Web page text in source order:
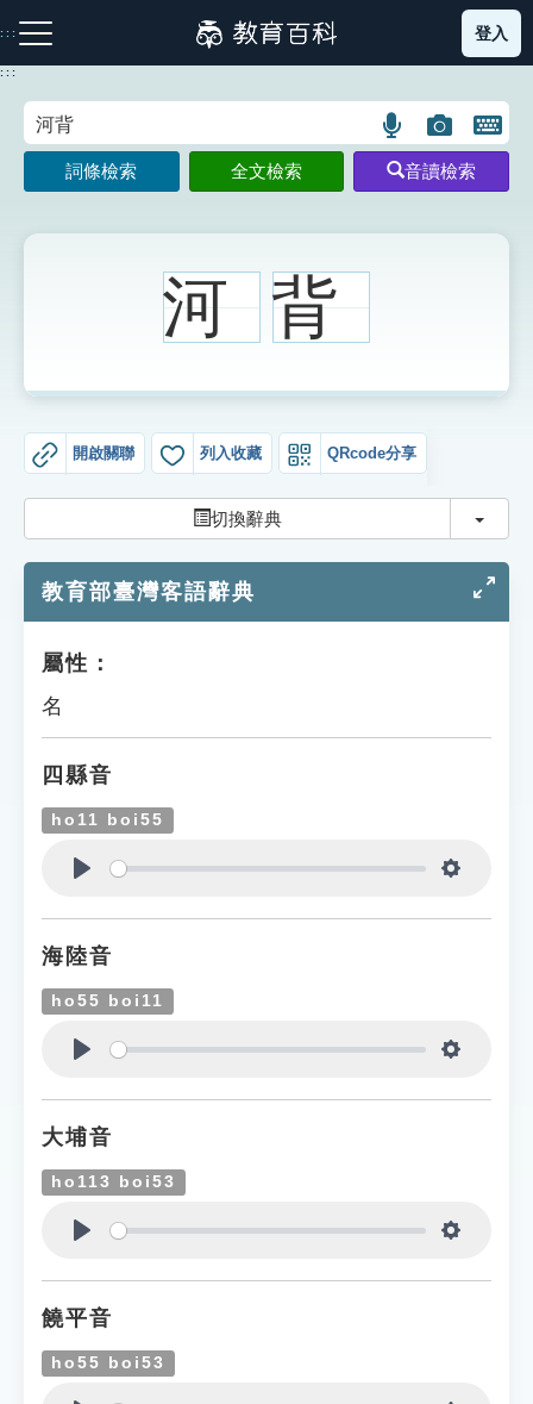
到
主
:::
注音索引圖示 筆畫索引圖示 部首索引表圖示
生字詞彙表
知識索引
遊戲專區
教學應用
貓頭鷹博士
登入
:::
語
言
搜
圖
片
搜
開
鍵
圖
詞條檢索 全文檢索 音讀檢索
河 背
開啟關聯 列入收藏 QRcode分享
切換辭典 切換
教育部臺灣客語辭典
屬性：
名
四縣音
ho11 boi55
海陸音
ho55 boi11
大埔音
ho113 boi53
饒平音
ho55 boi53